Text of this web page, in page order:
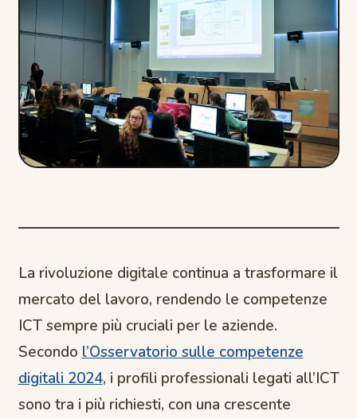
La rivoluzione digitale continua a trasformare il
mercato del lavoro, rendendo le competenze
ICT sempre più cruciali per le aziende.
Secondo l’Osservatorio sulle competenze
digitali 2024, i profili professionali legati all’ICT
sono tra i più richiesti, con una crescente